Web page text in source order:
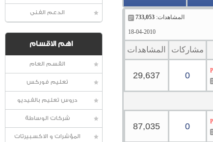
الدعم الفنى
اهم الاقسام
القسم العام
تعليم فوركس
دروس تعليم بالفيديو
شركات الوساطة
المؤشرات و الاكسبيرتات
المشاهدات:733,053
18-04-2010
مشاركات المشاهدات
0
29,637
0
87,035